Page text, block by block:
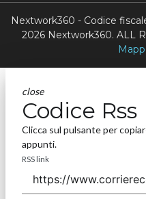
Nextwork360 - Codice
2026 Nextwork360. ALL
close
Codice Rss
Clicca sul pulsante per
appunti.
RSS link